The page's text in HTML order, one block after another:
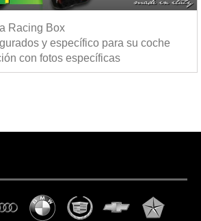
Racing Box
y específico para su coche
con fotos específicas